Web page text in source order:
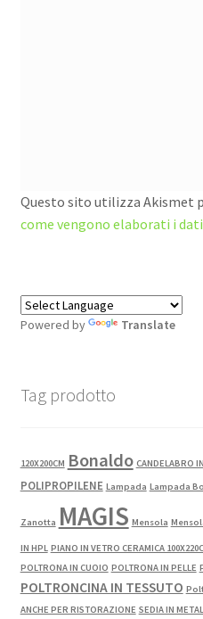
Questo sito utilizza Akismet
come vengono elaborati i
Powered by Translate
Tag prodotto
120X200CM Bonaldo CANDELABRO
POLIPROPILENE Lampada Lampada
Zanotta MAGIS Mensola
IN HPL PIANO IN VETRO CERAMICA
POLTRONA IN CUOIO POLTRONA IN PELLE
POLTRONCINA IN TESSUTO
ANCHE PER RISTORAZIONE SEDIA IN